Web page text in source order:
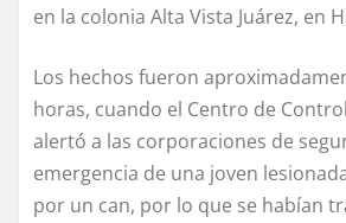
en la colonia Alta Vista Juárez, en
Los hechos fueron
horas, cuando el Centro de
alertó a las corporaciones de
emergencia de una joven
por un can, por lo que se habían